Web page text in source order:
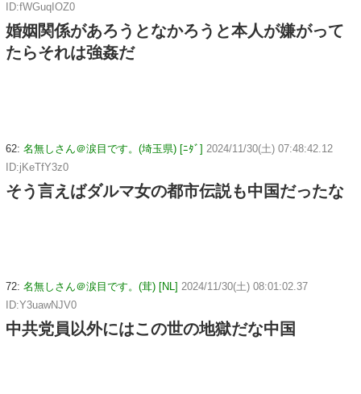
ID:fWGuqIOZ0
婚姻関係があろうとなかろうと本人が嫌がって
たらそれは強姦だ
62: 名無しさん＠涙目です。(埼玉県) [ﾆﾀﾞ] 2024/11/30(土) 07:48:42.12
ID:jKeTfY3z0
そう言えばダルマ女の都市伝説も中国だったな
72: 名無しさん＠涙目です。(茸) [NL] 2024/11/30(土) 08:01:02.37
ID:Y3uawNJV0
中共党員以外にはこの世の地獄だな中国